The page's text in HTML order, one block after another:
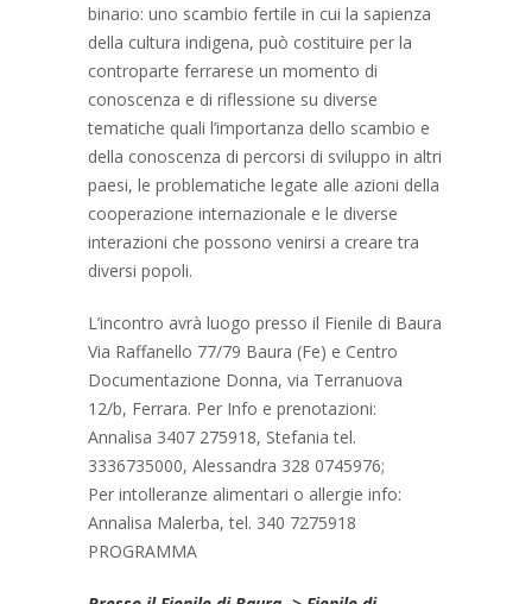
binario: uno scambio fertile in cui la sapienza
della cultura indigena, può costituire per la
controparte ferrarese un momento di
conoscenza e di riflessione su diverse
tematiche quali l’importanza dello scambio e
della conoscenza di percorsi di sviluppo in altri
paesi, le problematiche legate alle azioni della
cooperazione internazionale e le diverse
interazioni che possono venirsi a creare tra
diversi popoli.
L’incontro avrà luogo presso il Fienile di Baura
Via Raffanello 77/79 Baura (Fe) e Centro
Documentazione Donna, via Terranuova
12/b, Ferrara. Per Info e prenotazioni:
Annalisa 3407 275918, Stefania tel.
3336735000, Alessandra 328 0745976;
Per intolleranze alimentari o allergie info:
Annalisa Malerba, tel. 340 7275918
PROGRAMMA